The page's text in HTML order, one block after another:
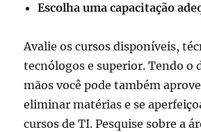
Escolha uma capacitação
Avalie os cursos disponíveis,
tecnólogos e superior. Tendo o
mãos você pode também
eliminar matérias e se
cursos de TI. Pesquise sobre a